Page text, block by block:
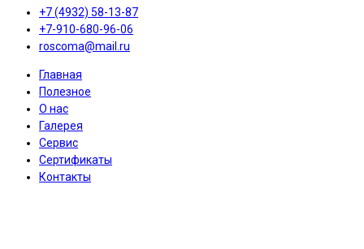
+7 (4932) 58-13-87
+7-910-680-96-06
roscoma@mail.ru
Главная
Полезное
О нас
Галерея
Сервис
Сертификаты
Контакты